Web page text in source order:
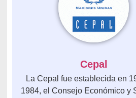
Cepal
La Cepal fue establecida en
1984, el Consejo Económico y